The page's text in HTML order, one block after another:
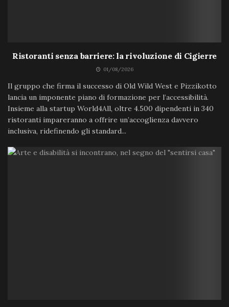
Ristoranti senza barriere: la rivoluzione di Cigierre
01/08/2026
Il gruppo che firma il successo di Old Wild West e Pizzikotto
lancia un imponente piano di formazione per l’accessibilità.
Insieme alla startup World4All, oltre 4.500 dipendenti in 340
ristoranti impareranno a offrire un’accoglienza davvero
inclusiva, ridefinendo gli standard...